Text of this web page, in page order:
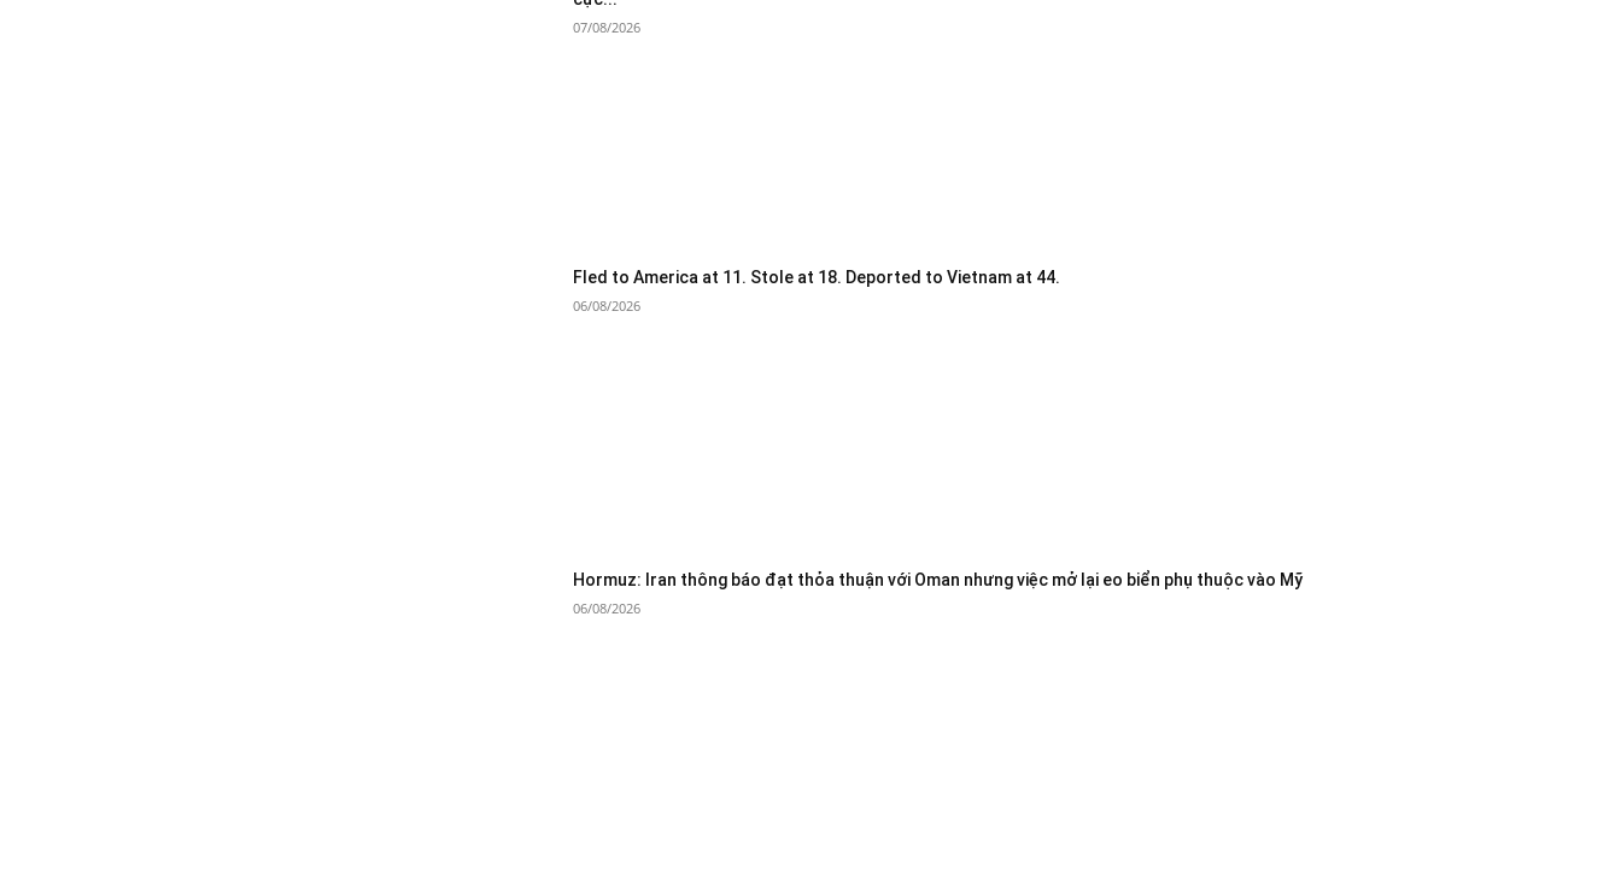
07/08/2026
Fled to America at 11. Stole at 18. Deported to Vietnam at 44.
06/08/2026
Hormuz: Iran thông báo đạt thỏa thuận với Oman nhưng việc mở lại eo biển phụ thuộc vào Mỹ
06/08/2026